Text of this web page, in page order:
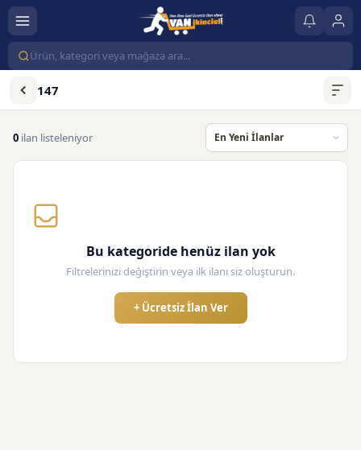
147
0 ilan listeleniyor
Bu kategoride henüz ilan yok
Filtrelerinizi değiştirin veya ilk ilanı siz oluşturun.
+ Ücretsiz İlan Ver